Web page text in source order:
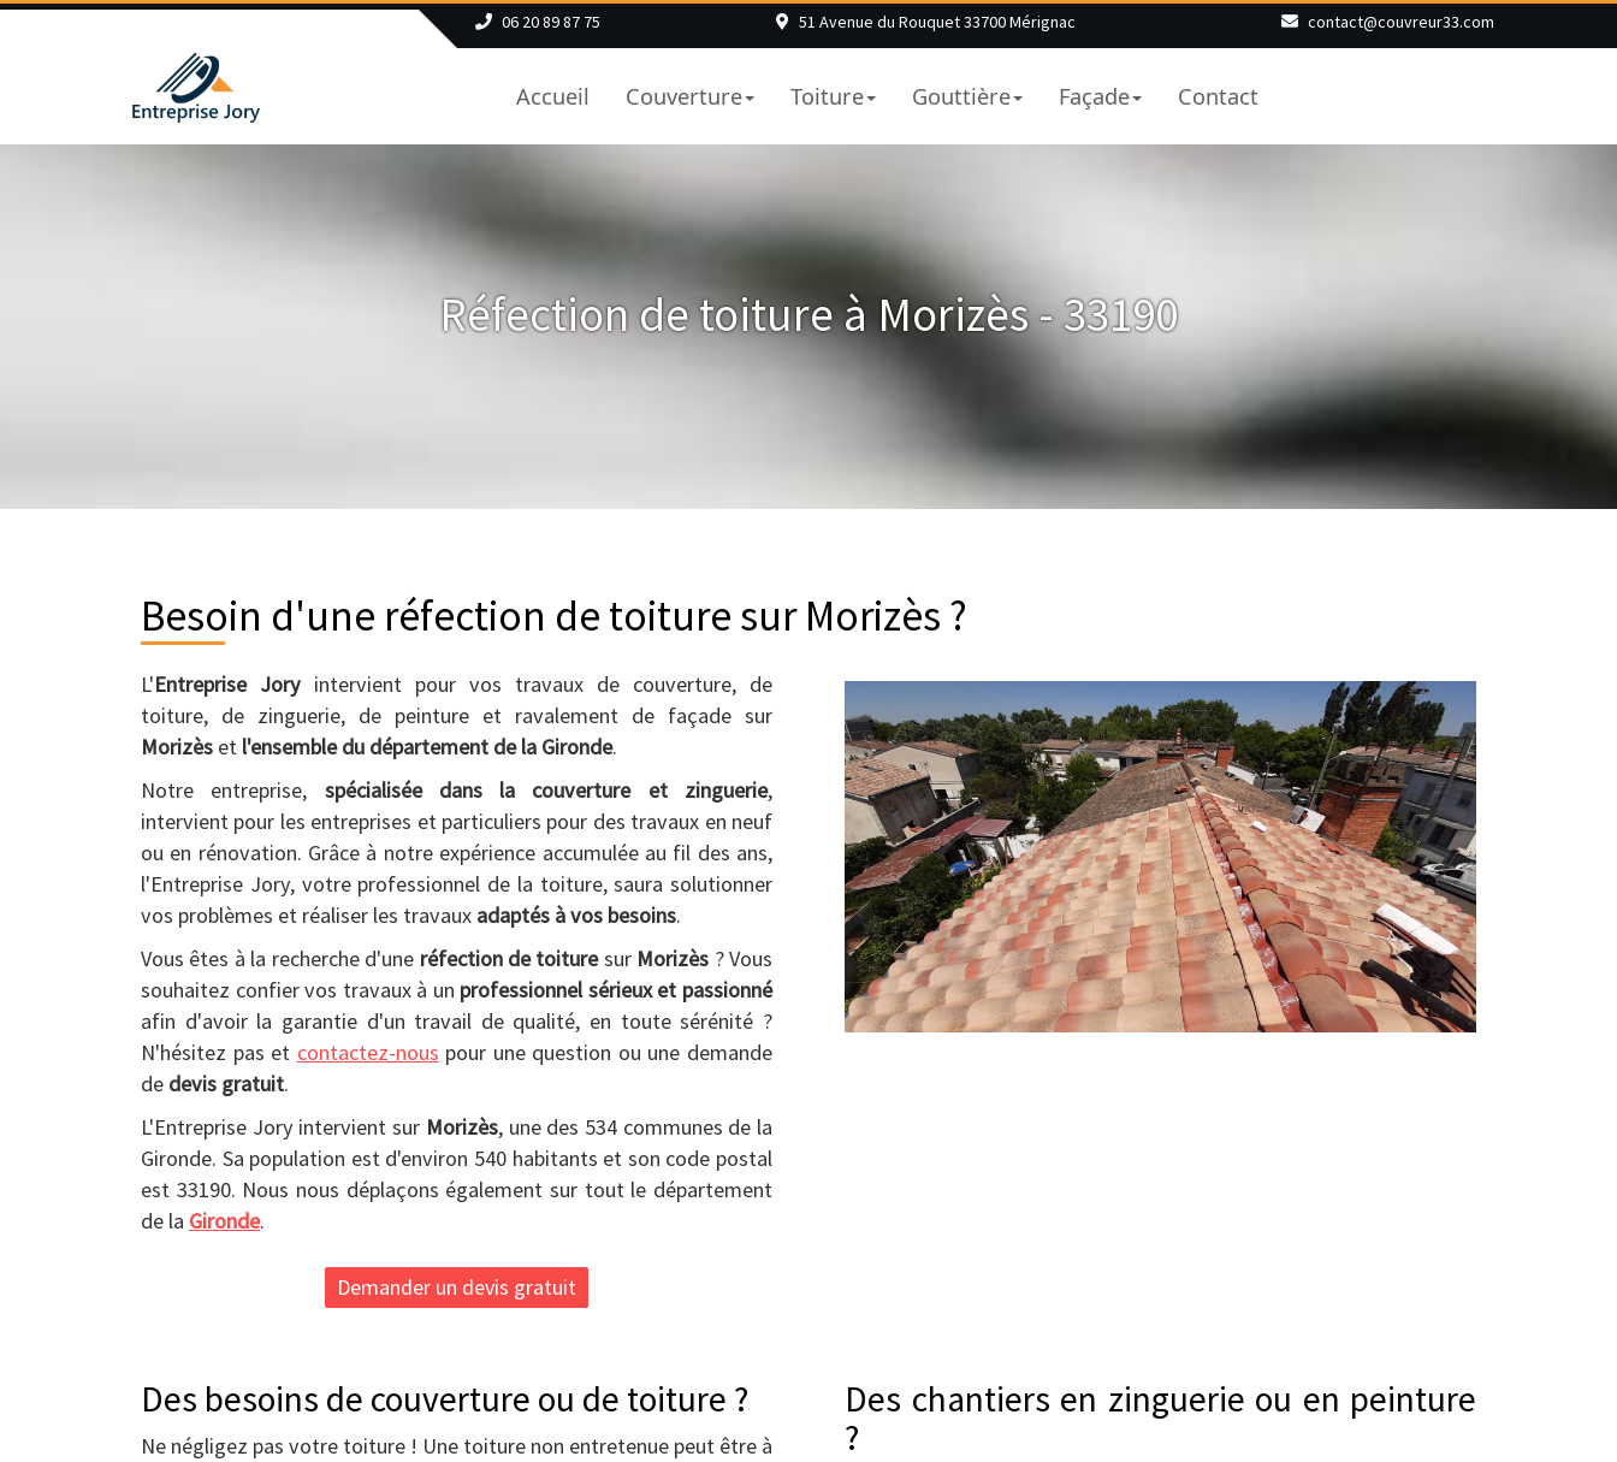
06 20 89 87 75 51 Avenue du Rouquet 33700 Mérignac contact@couvreur33.com
Accueil Couverture Toiture Gouttière Façade Contact
Réfection de toiture à Morizès - 33190
Besoin d'une réfection de toiture sur Morizès ?
L'Entreprise Jory intervient pour vos travaux de couverture, de
toiture, de zinguerie, de peinture et ravalement de façade sur
Morizès et l'ensemble du département de la Gironde.
Notre entreprise, spécialisée dans la couverture et zinguerie,
intervient pour les entreprises et particuliers pour des travaux en neuf
ou en rénovation. Grâce à notre expérience accumulée au fil des ans,
l'Entreprise Jory, votre professionnel de la toiture, saura solutionner
vos problèmes et réaliser les travaux adaptés à vos besoins.
Vous êtes à la recherche d'une réfection de toituresur Morizès ? Vous
souhaitez confier vos travaux à un professionnel sérieux et passionné
afin d'avoir la garantie d'un travail de qualité, en toute sérénité ?
N'hésitez pas et contactez-nous pour une question ou une demande
de devis gratuit.
L'Entreprise Jory intervient sur Morizès, une des 534 communes de la
Gironde. Sa population est d'environ 540 habitants et son code postal
est 33190. Nous nous déplaçons également sur tout le département
de la Gironde.
Demander un devis gratuit
Des besoins de couverture ou de toiture ?
Ne négligez pas votre toiture ! Une toiture non entretenue peut être à
Des chantiers en zinguerie ou en peinture
?